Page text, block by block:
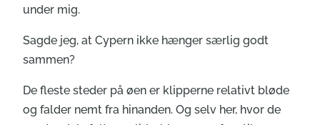
under mig.
Sagde jeg, at Cypern ikke hænger særlig godt
sammen?
De fleste steder på øen er klipperne relativt bløde
og falder nemt fra hinanden. Og selv her, hvor de